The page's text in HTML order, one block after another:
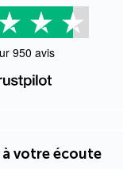
950 avis
à votre écoute